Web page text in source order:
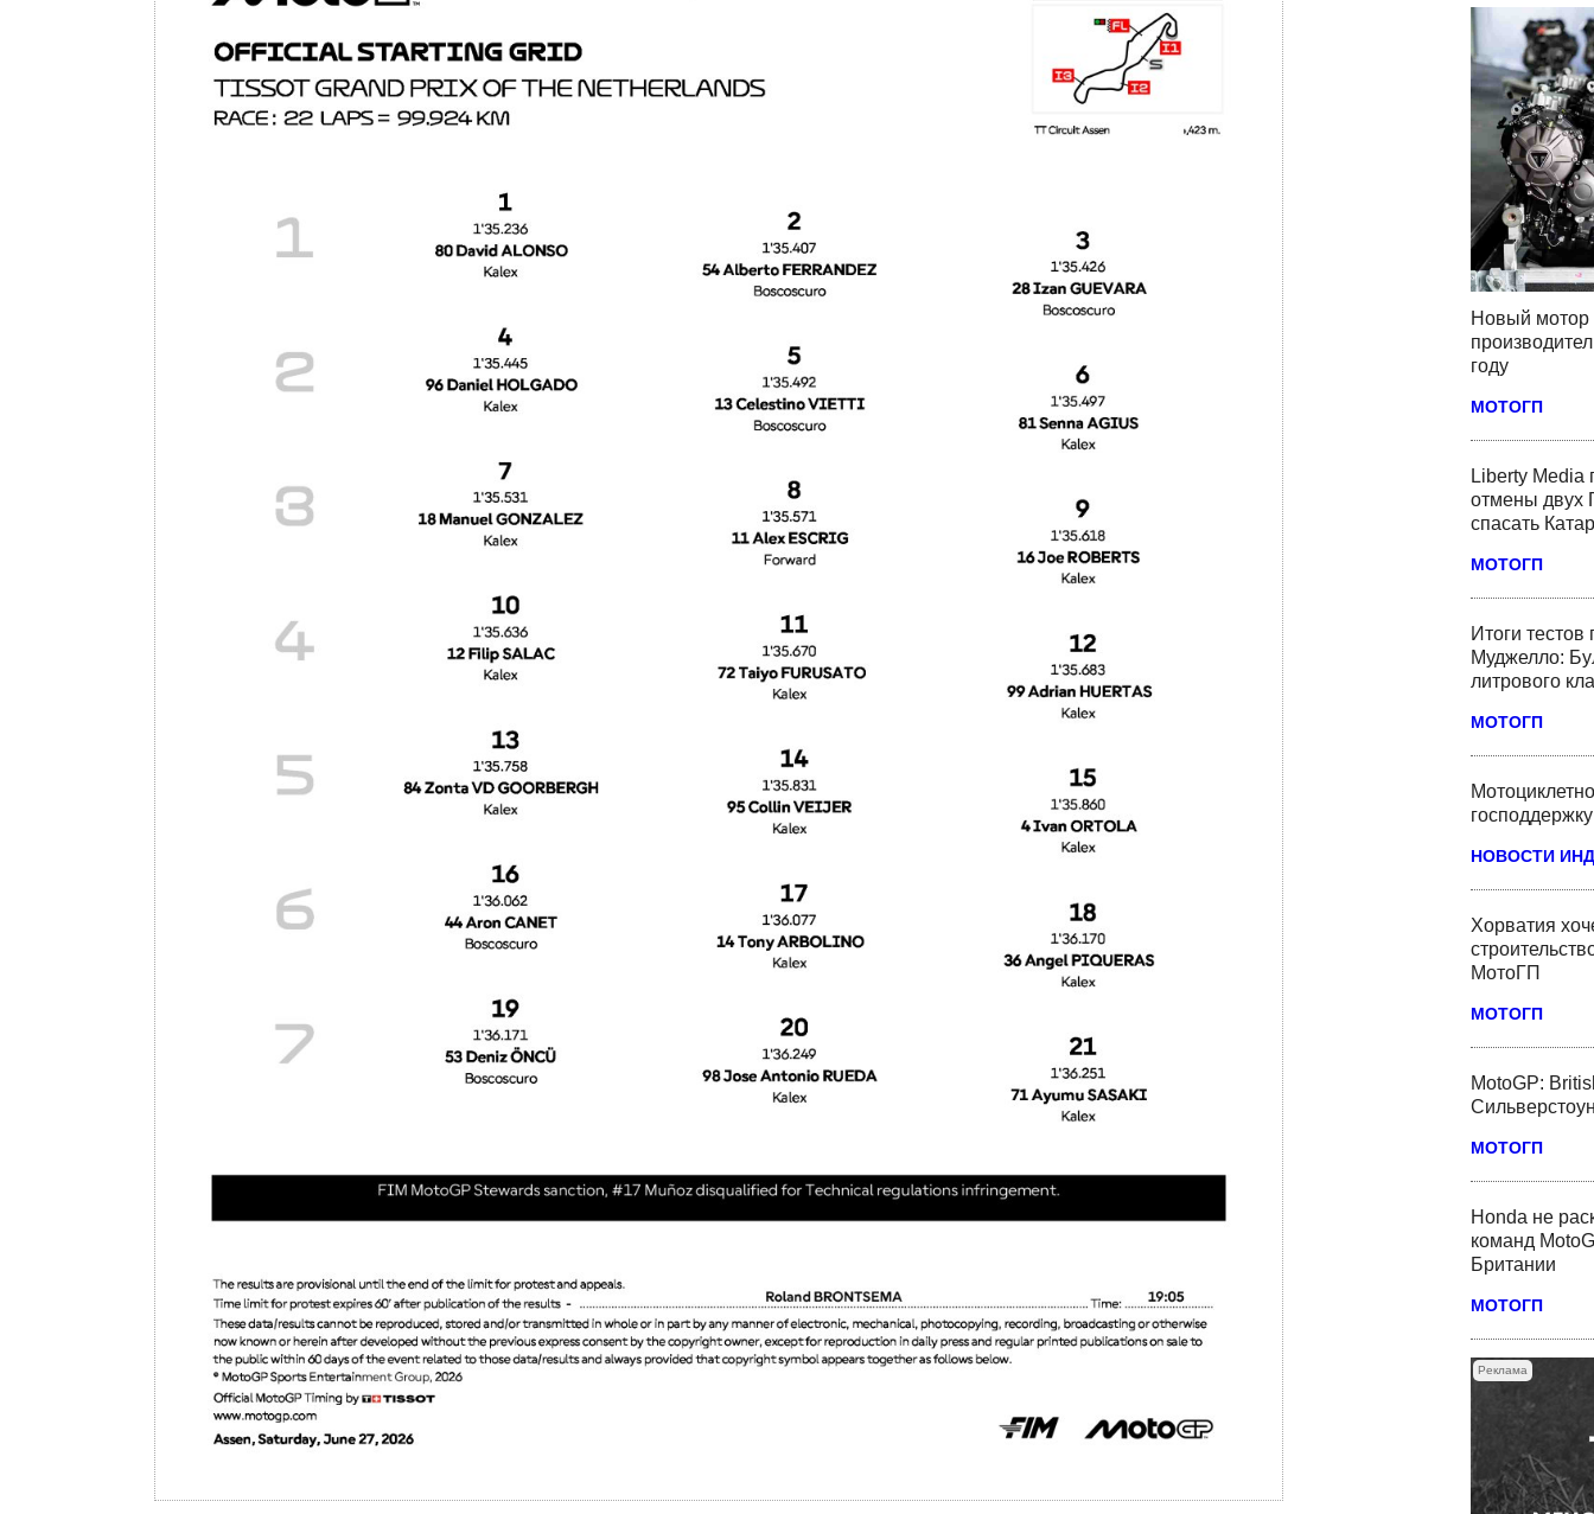
Новый мотор
году
МОТОГП
Liberty Media
отмены двух
спасать Катар
МОТОГП
Итоги
Муджелло:
литрового
МОТОГП
НОВОСТИ
Хорватия
МотоГП
МОТОГП
MotoGP:
МОТОГП
Honda не
команд
Британии
МОТОГП
Реклама